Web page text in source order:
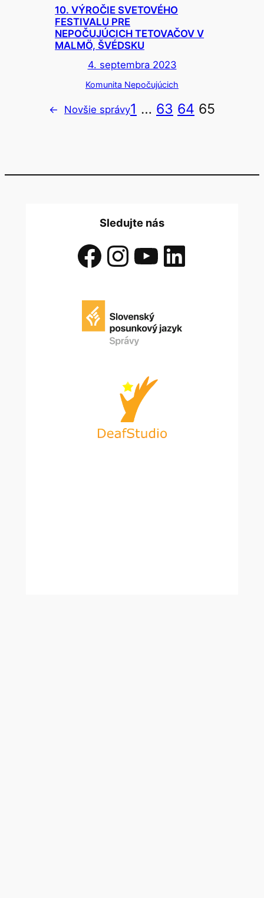
10. VÝROČIE SVETOVÉHO
FESTIVALU PRE
NEPOČUJÚCICH TETOVAČOV V
MALMÖ, ŠVÉDSKU
4. septembra 2023
Komunita Nepočujúcich
← Novšie správy1 … 63 64 65
Sledujte nás
Facebook InstagramYouTube LinkedIn